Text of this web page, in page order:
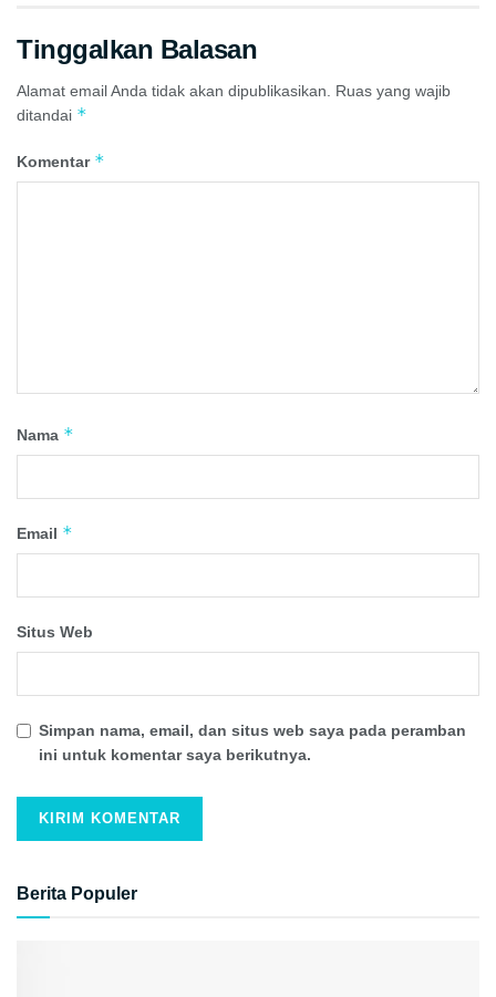
Tinggalkan Balasan
Alamat email Anda tidak akan dipublikasikan.
Ruas yang wajib
ditandai *
Komentar *
Nama *
Email *
Situs Web
Simpan nama, email, dan situs web saya pada peramban
ini untuk komentar saya berikutnya.
Berita Populer